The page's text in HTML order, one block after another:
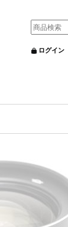
ログイン